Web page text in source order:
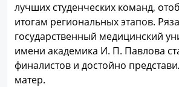
лучших студенческих команд,
итогам региональных этапов.
государственный медицинский
имени академика И. П. Павлова
финалистов и достойно
матер.